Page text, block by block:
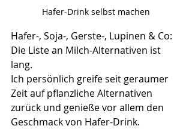
Hafer-Drink selbst machen
Hafer-, Soja-, Gerste-, Lupinen & Co:
Die Liste an Milch-Alternativen ist
lang.
Ich persönlich greife seit geraumer
Zeit auf pflanzliche Alternativen
zurück und genieße vor allem den
Geschmack von Hafer-Drink.